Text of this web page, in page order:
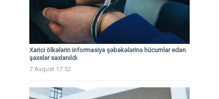
Xarici ölkələrin informasiya şəbəkələrinə hücumlar edən
şəxslər saxlanıldı
7 Avqust 17:52